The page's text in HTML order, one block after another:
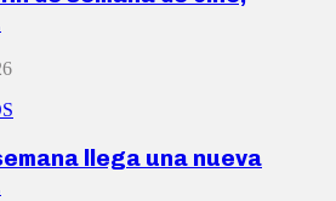
llega una nueva